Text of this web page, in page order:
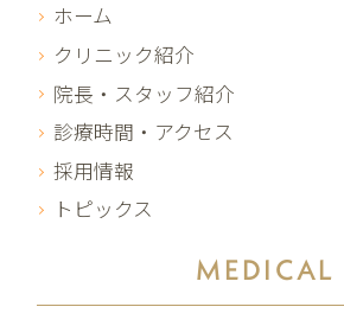
ホーム
クリニック紹介
院長・スタッフ紹介
診療時間・アクセス
採用情報
トピックス
MEDICAL